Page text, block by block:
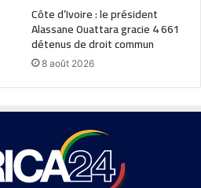
Côte d’Ivoire : le président
Alassane Ouattara gracie 4 661
détenus de droit commun
8 août 2026